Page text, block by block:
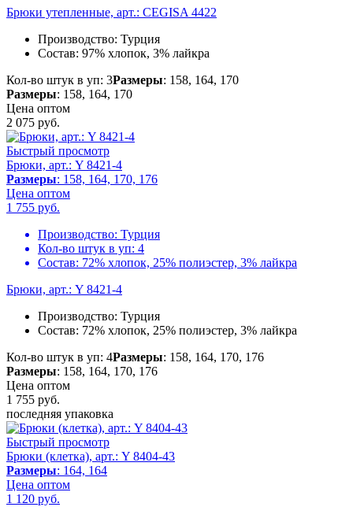
Брюки утепленные, арт.: CEGISA 4422
Производство: Турция
Состав: 97% хлопок, 3% лайкра
Кол-во штук в уп: 3Размеры: 158, 164, 170
Размеры: 158, 164, 170
Цена оптом
2 075 руб.
Быстрый просмотр
Брюки, арт.: Y 8421-4
Размеры: 158, 164, 170, 176
Цена оптом
1 755 руб.
Производство: Турция
Кол-во штук в уп: 4
Состав: 72% хлопок, 25% полиэстер, 3% лайкра
Брюки, арт.: Y 8421-4
Производство: Турция
Состав: 72% хлопок, 25% полиэстер, 3% лайкра
Кол-во штук в уп: 4Размеры: 158, 164, 170, 176
Размеры: 158, 164, 170, 176
Цена оптом
1 755 руб.
последняя упаковка
Быстрый просмотр
Брюки (клетка), арт.: Y 8404-43
Размеры: 164, 164
Цена оптом
1 120 руб.